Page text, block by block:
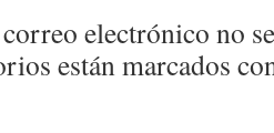
electrónico no
están marcados